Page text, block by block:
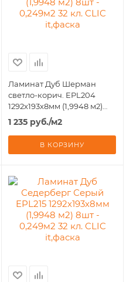
Ламинат Дуб Шерман
светло-корич. EPL204
1292х193х8мм (1,9948 м2)
8шт - 0,249м2 32 кл. CLIC
it,фаска
1 235 руб./м2
В КОРЗИНУ